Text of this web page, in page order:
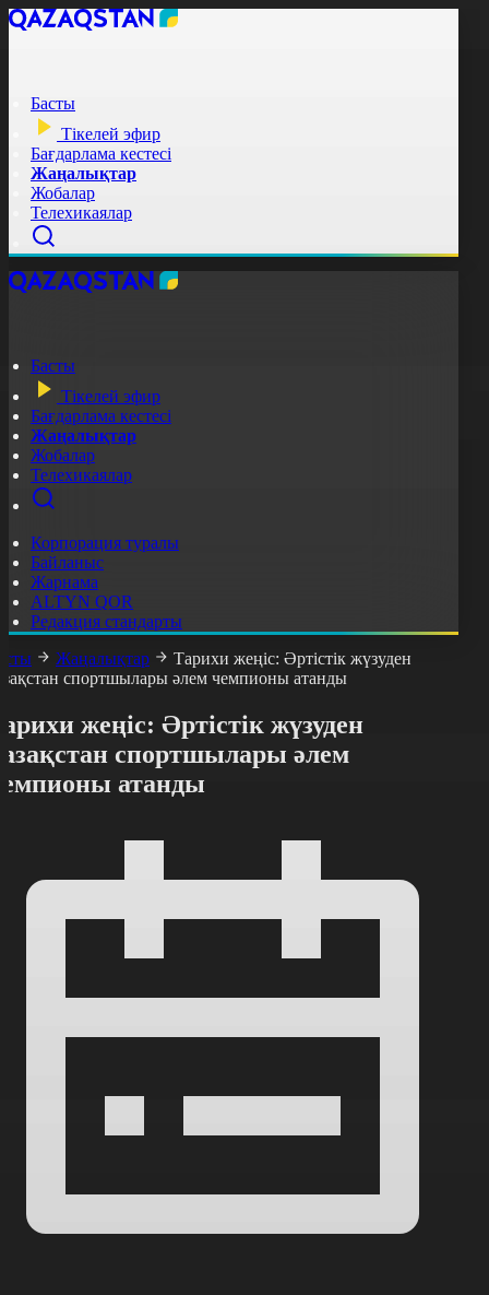
Басты
Тікелей эфир
Бағдарлама кестесі
Жаңалықтар
Жобалар
Телехикаялар
Басты
Тікелей эфир
Бағдарлама кестесі
Жаңалықтар
Жобалар
Телехикаялар
Корпорация туралы
Байланыс
Жарнама
ALTYN QOR
Редакция стандарты
Жаңалықтар
Тарихи жеңіс: Әртістік жүзуден
спортшылары әлем чемпионы атанды
жеңіс: Әртістік жүзуден
спортшылары әлем
атанды